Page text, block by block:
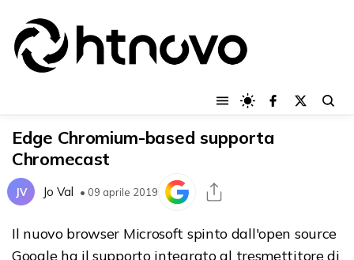
Edge Chromium-based supporta
Chromecast
JV Jo Val • 09 aprile 2019
Il nuovo browser Microsoft spinto dall'open source
Google ha il supporto integrato al tresmettitore di